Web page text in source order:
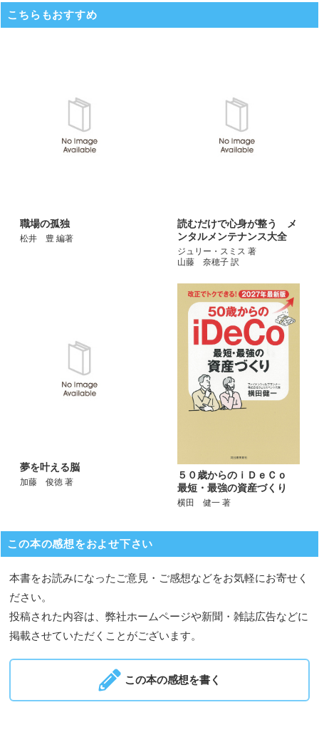
こちらもおすすめ
職場の孤独
松井 豊 編著
読むだけで心身が整う メ
ンタルメンテナンス大全
ジュリー・スミス 著
山藤 奈穂子 訳
夢を叶える脳
加藤 俊徳 著
５０歳からのｉＤｅＣｏ
最短・最強の資産づくり
横田 健一 著
この本の感想をおよせ下さい
本書をお読みになったご意見・ご感想などをお気軽にお寄せく
ださい。
投稿された内容は、弊社ホームページや新聞・雑誌広告などに
掲載させていただくことがございます。
この本の感想を書く